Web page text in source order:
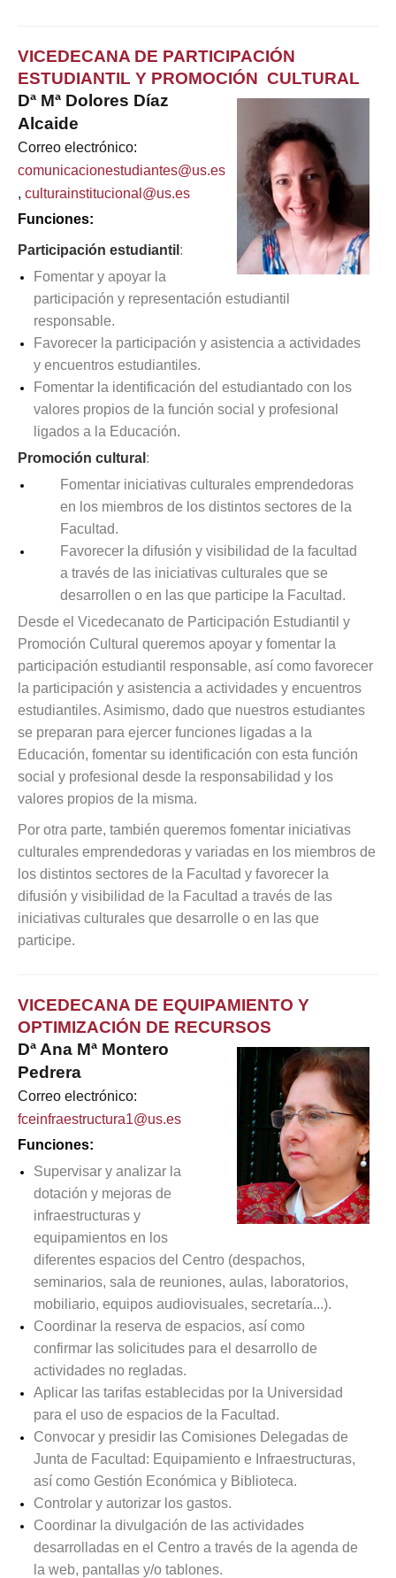
VICEDECANA DE PARTICIPACIÓN
ESTUDIANTIL Y PROMOCIÓN CULTURAL
Dª Mª Dolores Díaz
Alcaide
Correo electrónico:
comunicacionestudiantes@us.es
, culturainstitucional@us.es
Funciones:
Participación estudiantil :
Fomentar y apoyar la
participación y representación estudiantil
responsable.
Favorecer la participación y asistencia a actividades
y encuentros estudiantiles.
Fomentar la identificación del estudiantado con los
valores propios de la función social y profesional
ligados a la Educación.
Promoción cultural :
Fomentar iniciativas culturales emprendedoras
en los miembros de los distintos sectores de la
Facultad.
Favorecer la difusión y visibilidad de la facultad
a través de las iniciativas culturales que se
desarrollen o en las que participe la Facultad.
Desde el Vicedecanato de Participación Estudiantil y
Promoción Cultural queremos apoyar y fomentar la
participación estudiantil responsable, así como favorecer
la participación y asistencia a actividades y encuentros
estudiantiles. Asimismo, dado que nuestros estudiantes
se preparan para ejercer funciones ligadas a la
Educación, fomentar su identificación con esta función
social y profesional desde la responsabilidad y los
valores propios de la misma.
Por otra parte, también queremos fomentar iniciativas
culturales emprendedoras y variadas en los miembros de
los distintos sectores de la Facultad y favorecer la
difusión y visibilidad de la Facultad a través de las
iniciativas culturales que desarrolle o en las que
participe.
VICEDECANA DE EQUIPAMIENTO Y
OPTIMIZACIÓN DE RECURSOS
Dª Ana Mª Montero
Pedrera
Correo electrónico:
fceinfraestructura1@us.es
Funciones:
Supervisar y analizar la
dotación y mejoras de
infraestructuras y
equipamientos en los
diferentes espacios del Centro (despachos,
seminarios, sala de reuniones, aulas, laboratorios,
mobiliario, equipos audiovisuales, secretaría...).
Coordinar la reserva de espacios, así como
confirmar las solicitudes para el desarrollo de
actividades no regladas.
Aplicar las tarifas establecidas por la Universidad
para el uso de espacios de la Facultad.
Convocar y presidir las Comisiones Delegadas de
Junta de Facultad: Equipamiento e Infraestructuras,
así como Gestión Económica y Biblioteca.
Controlar y autorizar los gastos.
Coordinar la divulgación de las actividades
desarrolladas en el Centro a través de la agenda de
la web, pantallas y/o tablones.